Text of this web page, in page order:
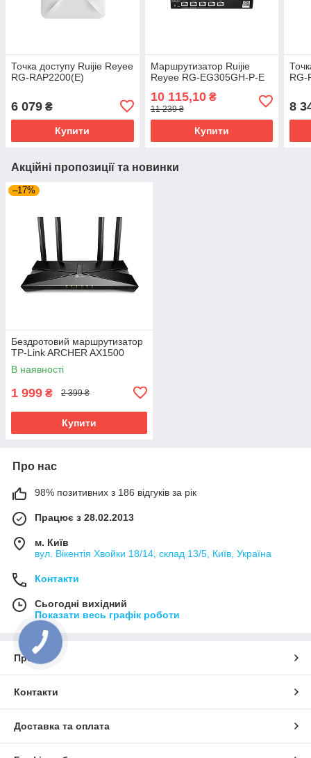
Точка доступу Ruijie Reyee
RG-RAP2200(E)
6 079 ₴
Купити
Маршрутизатор Ruijie
Reyee RG-EG305GH-P-E
10 115,10₴
11 239 ₴
Купити
RG-
8
Акційні пропозиції та новинки
–17%
Бездротовий маршрутизатор
TP-Link ARCHER AX1500
В наявності
1 999 ₴ 2 399 ₴
Купити
Про нас
98% позитивних з 186 відгуків за рік
Працює з 28.02.2013
м. Київ
вул. Вікентія Хвойки 18/14, склад 13/5, Київ, Україна
Контакти
Сьогодні вихідний
Показати весь графік роботи
Про нас
Контакти
Доставка та оплата